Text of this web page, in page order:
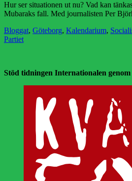
Hur ser situationen ut nu? Vad kan
Mubaraks fall. Med journalisten Per
Kategorier
Bloggat, Göteborg, Kalendarium,
Partiet
Stöd tidningen Internationalen